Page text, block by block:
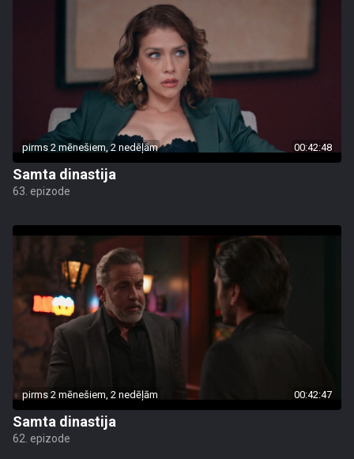
pirms 2 mēnešiem, 2 nedēļām 00:42:48
Samta dinastija
63. epizode
pirms 2 mēnešiem, 2 nedēļām 00:42:47
Samta dinastija
62. epizode